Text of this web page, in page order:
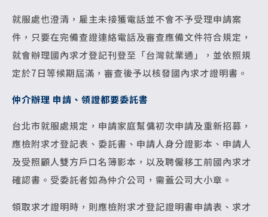
就服處也澄清，雇主未接獲電話並不會不予受理申請案
件，只要在完備查證連絡電話及審查應備文件符合規定，
就會辦理國內求才登記刊登至「台灣就業通」，並依照規
定於7日等候期屆滿，審查後予以核發國內求才證明書。
仲介辦理 申請、領證都要委託書
台北市就服處規定，申請家庭幫傭初次申請及重新招募，
應檢附求才登記表、委託書、申請人身分證影本、申請人
及受照顧人雙方戶口名簿影本，以及聘僱移工前國內求才
確認書。受委託者如為仲介公司，需蓋公司大小章。
領取求才證明時，則應檢附求才登記證明書申請表、求才